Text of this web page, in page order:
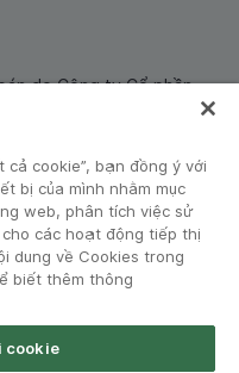
do Công ty Cổ phần
cả cookie”, bạn đồng ý với
bị của mình nhằm mục
web, phân tích việc sử
các hoạt động tiếp thị
dung về Cookies trong
biết thêm thông
cookie